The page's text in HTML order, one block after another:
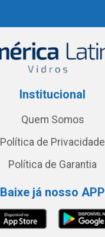
Institucional
Quem Somos
Política de Privacidade
Política de Garantia
Baixe já nosso APP